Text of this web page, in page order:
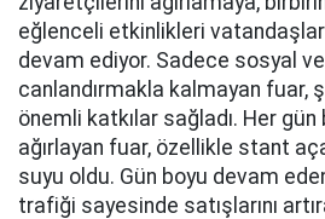
eğlenceli etkinlikleri
devam ediyor. Sadece sosyal
canlandırmakla kalmayan fuar,
önemli katkılar sağladı. Her
ağırlayan fuar, özellikle stant
suyu oldu. Gün boyu devam
trafiği sayesinde satışlarını